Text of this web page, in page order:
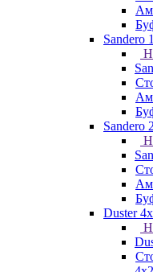
Sandero 1
Sandero 2
Duster